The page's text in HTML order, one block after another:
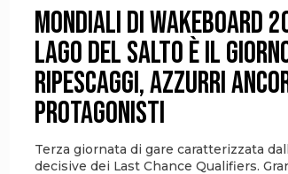
Mondiali di Wakeboard
Lago del Salto è il
ripescaggi, azzurri
protagonisti
Terza giornata di gare caratterizzata
decisive dei Last Chance Qualifiers.